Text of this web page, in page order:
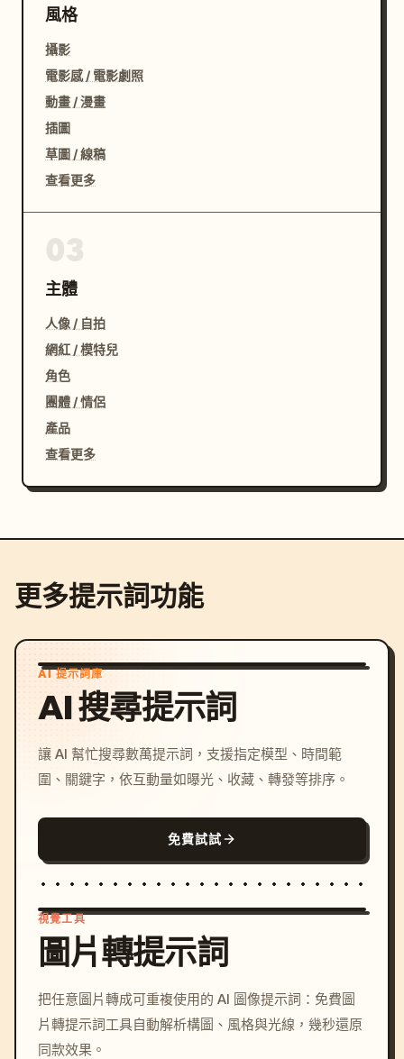
風格
攝影
電影感 / 電影劇照
動畫 / 漫畫
插圖
草圖 / 線稿
查看更多
主體
人像 / 自拍
網紅 / 模特兒
角色
團體 / 情侶
產品
查看更多
更多提示詞功能
AI 提示詞庫
AI 搜尋提示詞
讓 AI 幫忙搜尋數萬提示詞，支援指定模型、時間範
圍、關鍵字，依互動量如曝光、收藏、轉發等排序。
免費試試
c, cyberpunk sunset, neon
colors, 8k --v 6.0
視覺工具
圖片轉提示詞
把任意圖片轉成可重複使用的 AI 圖像提示詞：免費圖
片轉提示詞工具自動解析構圖、風格與光線，幾秒還原
同款效果。